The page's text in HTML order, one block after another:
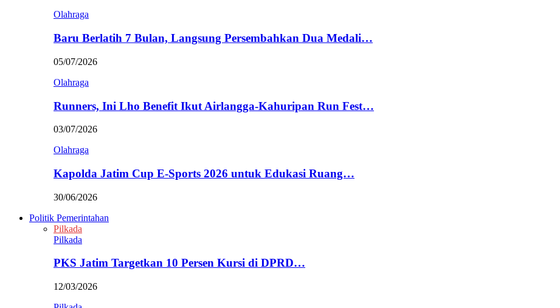
Olahraga
Baru Berlatih 7 Bulan, Langsung Persembahkan Dua Medali…
05/07/2026
Olahraga
Runners, Ini Lho Benefit Ikut Airlangga-Kahuripan Run Fest…
03/07/2026
Olahraga
Kapolda Jatim Cup E-Sports 2026 untuk Edukasi Ruang…
30/06/2026
Politik Pemerintahan
Pilkada
Pilkada
PKS Jatim Targetkan 10 Persen Kursi di DPRD…
12/03/2026